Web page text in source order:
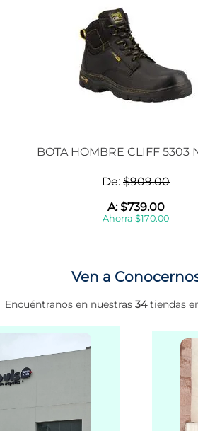
BOTA HOMBRE CLIFF 5303
De: $909.00
A:$739.00
Ahorra $170.00
Ven a
Encuéntranos en nuestras 34tiendas